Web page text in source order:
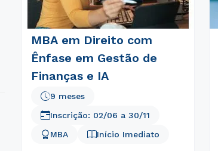
MBA em Direito com
Ênfase em Gestão de
Finanças e IA
MBA Início Imediato
9 meses
Inscrição: 02/06 a 30/11